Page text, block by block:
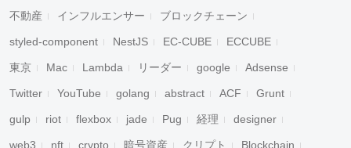
不動産 インフルエンサー ブロックチェーン
styled-component NestJS EC-CUBE ECCUBE
東京 Mac Lambda リーダー google Adsense
Twitter YouTube golang abstract ACF Grunt
gulp riot flexbox jade Pug 経理 designer
web3 nft crypto 暗号資産 クリプト Blockchain